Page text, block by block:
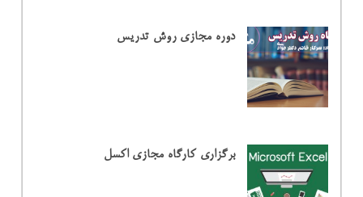
دوره مجازی روش تدریس
برگزاری کارگاه مجازی اکسل